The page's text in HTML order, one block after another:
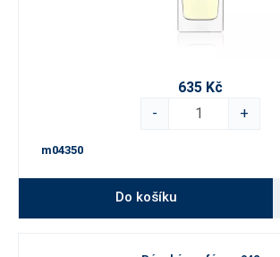
635 Kč
-
+
m04350
Do košíku